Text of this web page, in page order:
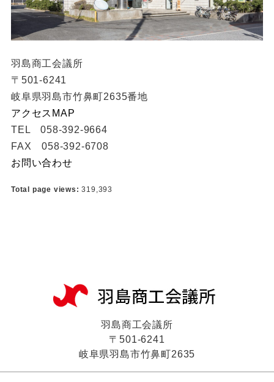
羽島商工会議所
〒501-6241
岐阜県羽島市竹鼻町2635番地
アクセスMAP
TEL 058-392-9664
FAX 058-392-6708
お問い合わせ
Total page views:319,393
羽島商工会議所
〒501-6241
岐阜県羽島市竹鼻町2635